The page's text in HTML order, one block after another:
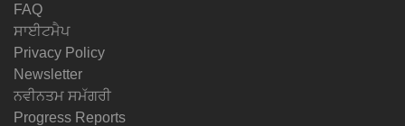
FAQ
ਸਾਈਟਮੈਪ
Privacy Policy
Newsletter
ਨਵੀਨਤਮ ਸਮੱਗਰੀ
Progress Reports